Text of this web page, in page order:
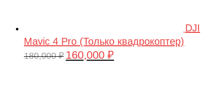
DJI
Mavic 4 Pro (Только квадрокоптер)
180,000₽ Первоначальная
160,000 ₽